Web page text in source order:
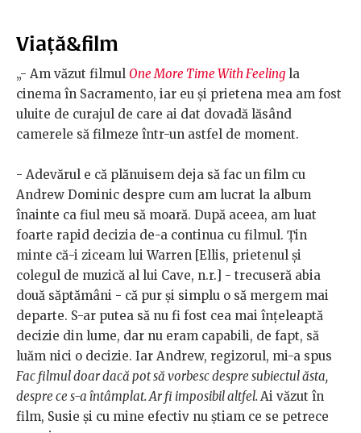
Viață&film
„- Am văzut filmul One More Time With Feeling la
cinema în Sacramento, iar eu și prietena mea am fost
uluite de curajul de care ai dat dovadă lăsând
camerele să filmeze într-un astfel de moment.
- Adevărul e că plănuisem deja să fac un film cu
Andrew Dominic despre cum am lucrat la album
înainte ca fiul meu să moară. După aceea, am luat
foarte rapid decizia de-a continua cu filmul. Țin
minte că-i ziceam lui Warren [Ellis, prietenul și
colegul de muzică al lui Cave, n.r.] - trecuseră abia
două săptămâni - că pur și simplu o să mergem mai
departe. S-ar putea să nu fi fost cea mai înțeleaptă
decizie din lume, dar nu eram capabili, de fapt, să
luăm nici o decizie. Iar Andrew, regizorul, mi-a spus
Fac filmul doar dacă pot să vorbesc despre subiectul ăsta,
despre ce s-a întâmplat. Ar fi imposibil altfel. Ai văzut în
film, Susie și cu mine efectiv nu știam ce se petrece